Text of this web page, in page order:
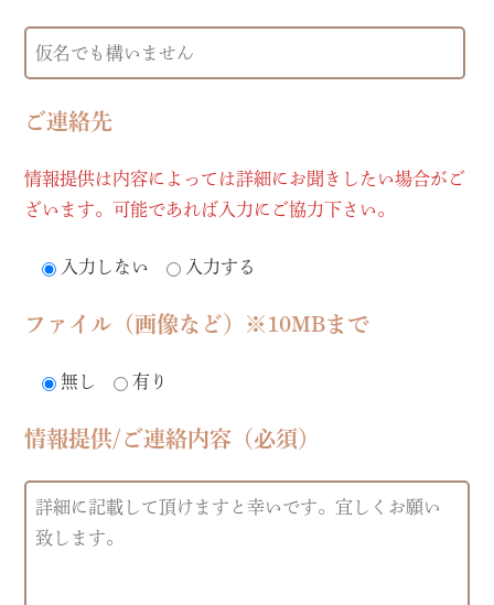
ご連絡先
情報提供は内容によっては詳細にお聞きしたい場合がご
ざいます。可能であれば入力にご協力下さい。
入力しない 入力する
ファイル（画像など）※10MBまで
無し 有り
情報提供/ご連絡内容（必須）